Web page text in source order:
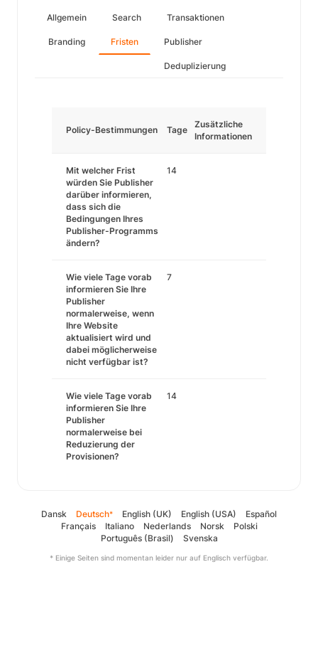
Allgemein Search Transaktionen
Branding Fristen Publisher
Deduplizierung
Policy-Bestimmungen Tage
Zusätzliche
Informationen
Mit welcher Frist
würden Sie Publisher
darüber informieren,
dass sich die
Bedingungen Ihres
Publisher-Programms
ändern?
14
Wie viele Tage vorab
informieren Sie Ihre
Publisher
normalerweise, wenn
Ihre Website
aktualisiert wird und
dabei möglicherweise
nicht verfügbar ist?
7
Wie viele Tage vorab
informieren Sie Ihre
Publisher
normalerweise bei
Reduzierung der
Provisionen?
14
Dansk Deutsch* English (UK) English (USA)
Español
Français
Italiano Nederlands Norsk
Polski
Português (Brasil)
Svenska
* Einige Seiten sind momentan leider nur auf Englisch verfügbar.